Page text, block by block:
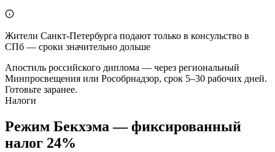
Жители Санкт-Петербурга подают только в консульство в
СПб — сроки значительно дольше
Апостиль российского диплома — через региональный
Минпросвещения или Рособрнадзор, срок 5–30 рабочих дней.
Готовьте заранее.
Налоги
Режим Бекхэма — фиксированный
налог 24%